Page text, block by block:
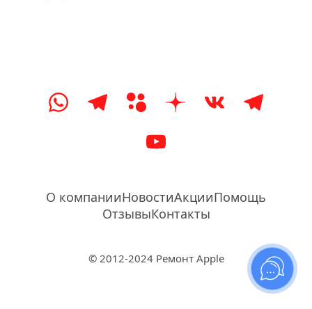
О компанииНовостиАкцииПомощь
ОтзывыКонтакты
© 2012-2024 Ремонт Apple